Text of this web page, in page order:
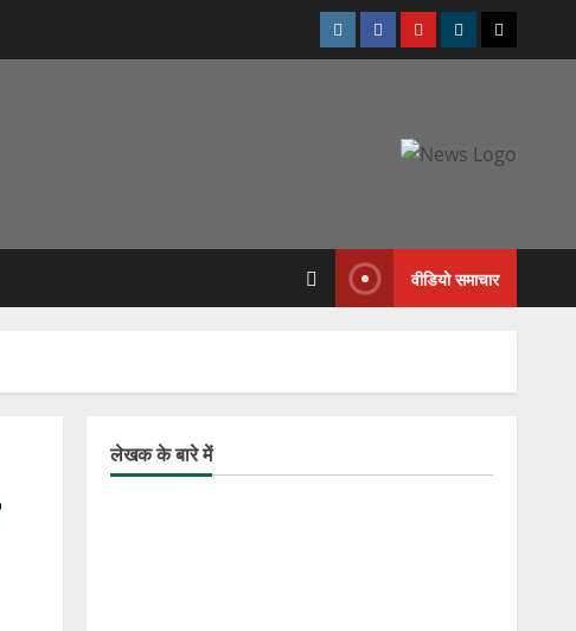
Instagram
FacebookYoutubeTelegramTwitter
वीडियो समाचार
लेखक के बारे में